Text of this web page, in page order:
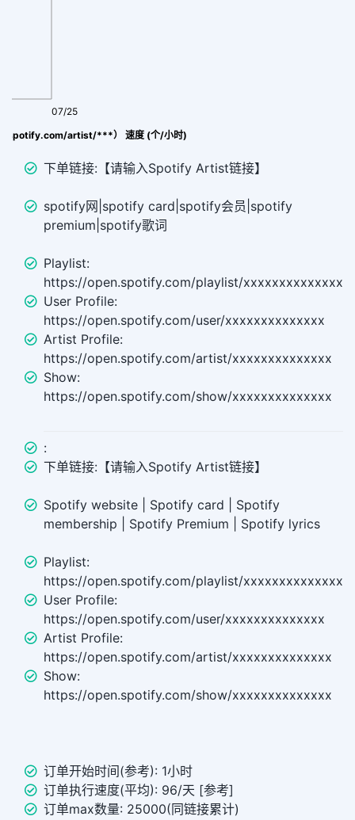
artist/***） 速度 (个/小时)
07/25
下单链接:【请输入Spotify Artist链接】
spotify网|spotify card|spotify会员|spotify
premium|spotify歌词
Playlist:
https://open.spotify.com/playlist/xxxxxxxxxxxxxx
User Profile:
https://open.spotify.com/user/xxxxxxxxxxxxxx
Artist Profile:
https://open.spotify.com/artist/xxxxxxxxxxxxxx
Show:
https://open.spotify.com/show/xxxxxxxxxxxxxx
:
下单链接:【请输入Spotify Artist链接】
Spotify website | Spotify card | Spotify
membership | Spotify Premium | Spotify lyrics
Playlist:
https://open.spotify.com/playlist/xxxxxxxxxxxxxx
User Profile:
https://open.spotify.com/user/xxxxxxxxxxxxxx
Artist Profile:
https://open.spotify.com/artist/xxxxxxxxxxxxxx
Show:
https://open.spotify.com/show/xxxxxxxxxxxxxx
订单开始时间(参考): 1小时
订单执行速度(平均): 96/天 [参考]
订单max数量: 25000(同链接累计)